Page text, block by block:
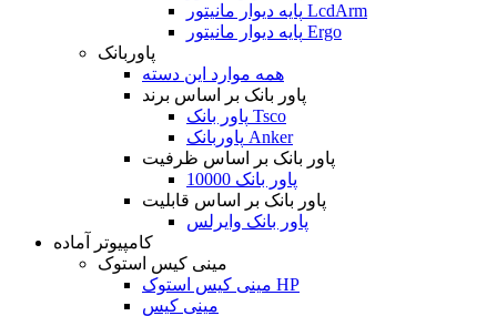
پایه دیوار مانیتور LcdArm
پایه دیوار مانیتور Ergo
پاوربانک
همه موارد این دسته
پاور بانک بر اساس برند
پاور بانک Tsco
پاوربانک Anker
پاور بانک بر اساس ظرفیت
پاور بانک 10000
پاور بانک بر اساس قابلیت
پاور بانک وایرلس
کامپیوتر آماده
مینی کیس استوک
مینی کیس استوک HP
مینی کیس